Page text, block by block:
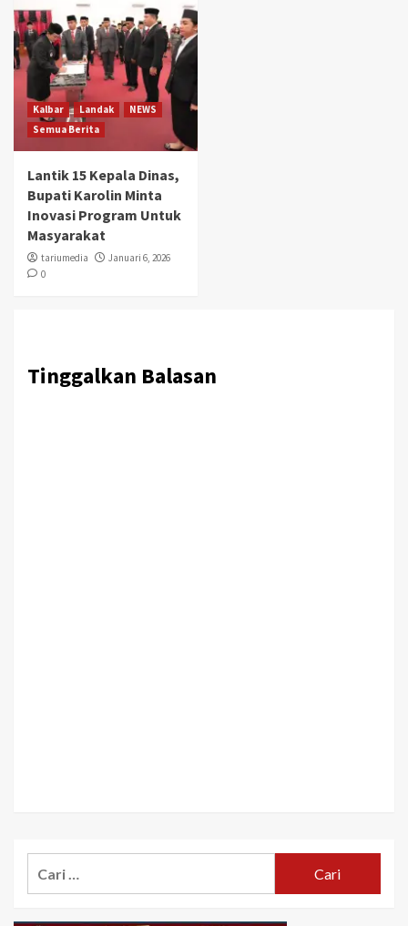
Kalbar Landak
NEWS
Semua Berita
Lantik 15 Kepala Dinas,
Bupati Karolin Minta
Inovasi Program Untuk
Masyarakat
tariumedia
Januari 6, 2026
0
Tinggalkan Balasan